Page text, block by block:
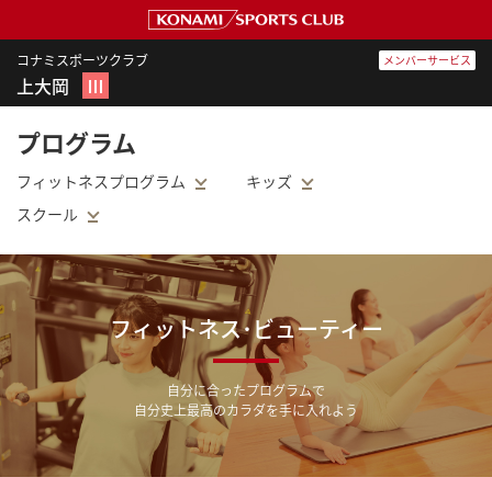
コナミスポーツクラブ
上大岡 Ⅲ
メンバーサービス
プログラム
フィットネスプログラム
キッズ
スクール
フィットネス･ビューティー
自分に合ったプログラムで
自分史上最高のカラダを手に入れよう